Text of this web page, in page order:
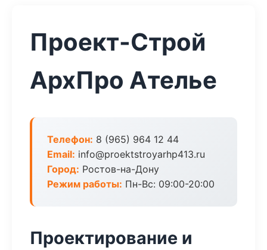
Проект-Строй
АрхПро Ателье
Телефон: 8 (965) 964 12 44
Email: info@proektstroyarhp413.ru
Город: Ростов-на-Дону
Режим работы: Пн-Вс: 09:00-20:00
Проектирование и